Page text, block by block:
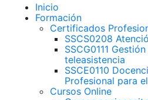
Inicio
Formación
Certificados
SSCS0208
SSCG0111
teleasistencia
SSCE0110
Profesional para
Cursos Online